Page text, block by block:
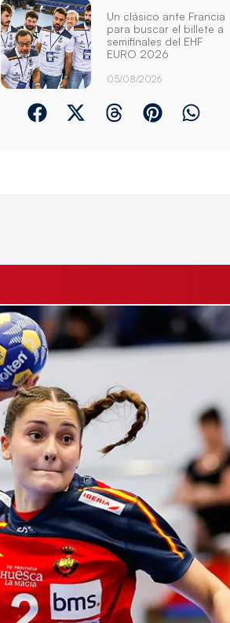
Un clásico ante Francia
para buscar el billete a
semifinales del EHF
EURO 2026
05/08/2026